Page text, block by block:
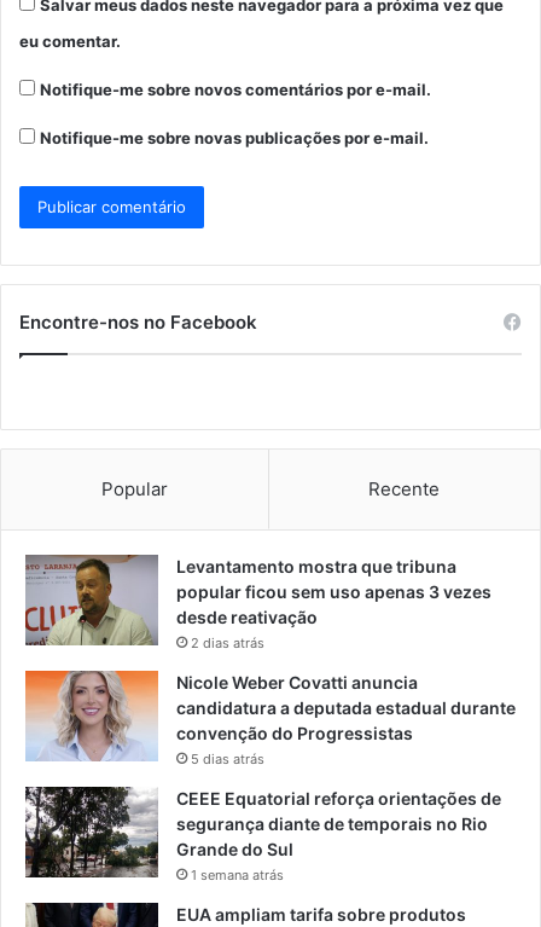
Salvar meus dados neste navegador para a próxima vez que
eu comentar.
Notifique-me sobre novos comentários por e-mail.
Notifique-me sobre novas publicações por e-mail.
Encontre-nos no Facebook
Popular Recente
Levantamento mostra que tribuna
popular ficou sem uso apenas 3 vezes
desde reativação
2 dias atrás
Nicole Weber Covatti anuncia
candidatura a deputada estadual durante
convenção do Progressistas
5 dias atrás
CEEE Equatorial reforça orientações de
segurança diante de temporais no Rio
Grande do Sul
1 semana atrás
EUA ampliam tarifa sobre produtos